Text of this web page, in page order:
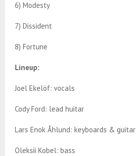
6) Modesty
7) Dissident
8) Fortune
Lineup:
Joel Ekelöf: vocals
Cody Ford: lead huitar
Lars Enok Åhlund: keyboards & guitar
Oleksii Kobel: bass